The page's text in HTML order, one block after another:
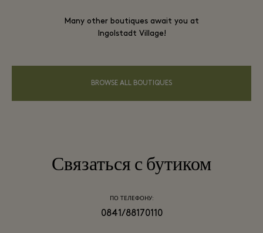
Many other boutiques await you at
Ingolstadt Village!
BROWSE ALL BOUTIQUES
Связаться с бутиком
ПО ТЕЛЕФОНУ:
0841/88170110